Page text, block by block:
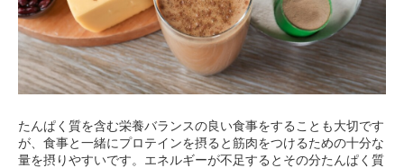
たんぱく質を含む栄養バランスの良い食事をすることも大切です
が、食事と一緒にプロテインを摂ると筋肉をつけるための十分な
量を摂りやすいです。エネルギーが不足するとその分たんぱく質